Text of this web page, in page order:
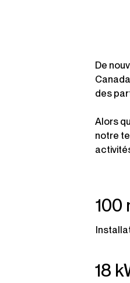
De
des
Alors
notre
100
18